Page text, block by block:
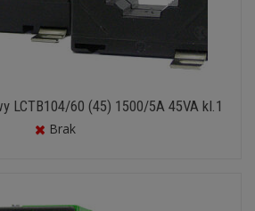
LCTB104/60 (45) 1500/5A 45VA kl.1
Brak